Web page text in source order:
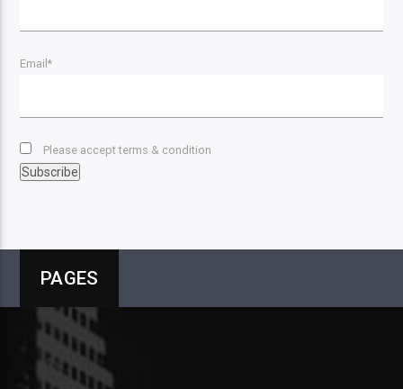
Email*
Please accept terms & condition
PAGES